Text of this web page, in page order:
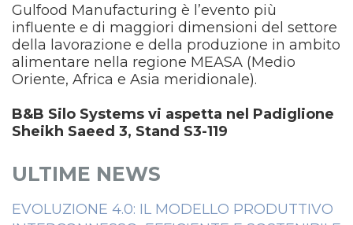
Gulfood Manufacturing è l’evento più
influente e di maggiori dimensioni del settore
della lavorazione e della produzione in ambito
alimentare nella regione MEASA (Medio
Oriente, Africa e Asia meridionale).
B&B Silo Systems vi aspetta nel Padiglione
Sheikh Saeed 3, Stand S3-119
ULTIME NEWS
EVOLUZIONE 4.0: IL MODELLO PRODUTTIVO